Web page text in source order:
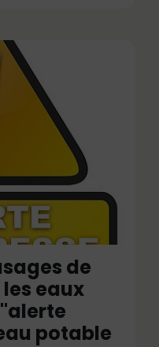
de
eaux
potable